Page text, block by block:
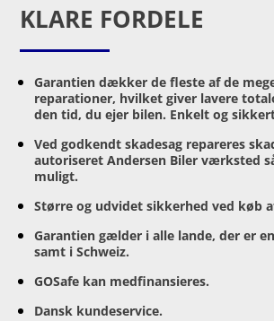
KLARE FORDELE
Garantien dækker de fleste af de
reparationer, hvilket giver lavere
den tid, du ejer bilen. Enkelt og
Ved godkendt skadesag repareres
autoriseret Andersen Biler værksted
muligt.
Større og udvidet sikkerhed ved køb
Garantien gælder i alle lande, der er
samt i Schweiz.
GOSafe kan medfinansieres.
Dansk kundeservice.